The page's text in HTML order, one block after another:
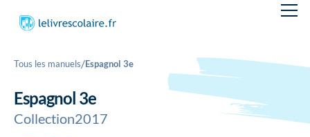
Tous les manuels/Espagnol 3e
Espagnol 3e
Collection2017